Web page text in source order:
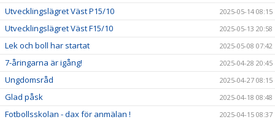
Utvecklingslägret Väst P15/10 2025-05-14 08:15
Utvecklingslägret Väst F15/10 2025-05-13 20:58
Lek och boll har startat 2025-05-08 07:42
7-åringarna är igång! 2025-04-28 20:45
Ungdomsråd 2025-04-27 08:15
Glad påsk 2025-04-18 08:48
Fotbollsskolan - dax för anmälan ! 2025-04-15 08:37